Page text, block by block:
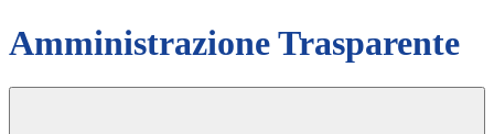
Amministrazione Trasparente